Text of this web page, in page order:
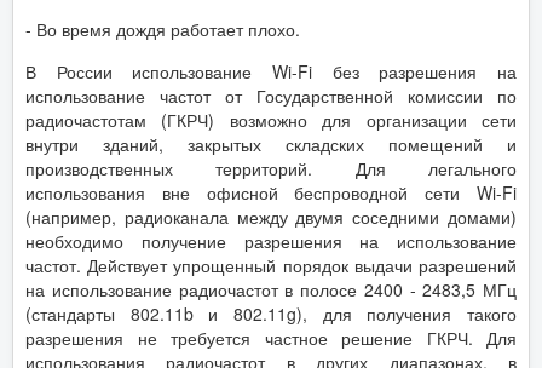
- Во время дождя работает плохо.
В России использование Wi-Fi без разрешения на
использование частот от Государственной комиссии по
радиочастотам (ГКРЧ) возможно для организации сети
внутри зданий, закрытых складских помещений и
производственных территорий. Для легального
использования вне офисной беспроводной сети Wi-Fi
(например, радиоканала между двумя соседними домами)
необходимо получение разрешения на использование
частот. Действует упрощенный порядок выдачи разрешений
на использование радиочастот в полосе 2400 ‑ 2483,5 МГц
(стандарты 802.11b и 802.11g), для получения такого
разрешения не требуется частное решение ГКРЧ. Для
использования радиочастот в других диапазонах, в